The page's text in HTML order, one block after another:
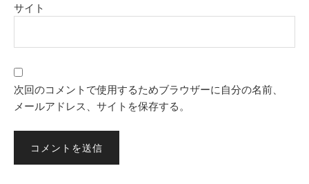
サイト
次回のコメントで使用するためブラウザーに自分の名前、
メールアドレス、サイトを保存する。